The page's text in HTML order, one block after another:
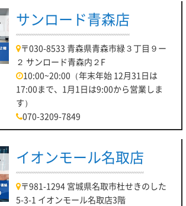
らない場合はお気軽にご連絡ください♪
、本日もお客様のご来店お待ちしておりま
アマスター川口店
修理リペアマスター川口店】除
コンの寿命を延ばしましょ
アマスター川口店でございます！
サンロード青森店
〒030-8533 青森県青森市緑３丁目９ー
２ サンロード青森内２F
10:00~20:00（年末年始 12月31日は
17:00まで、1月1日は9:00から営業しま
す）
070-3209-7849
イオンモール名取店
〒981-1294 宮城県名取市杜せきのした
5-3-1 イオンモール名取店3階